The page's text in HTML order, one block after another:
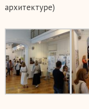
архитектуре)